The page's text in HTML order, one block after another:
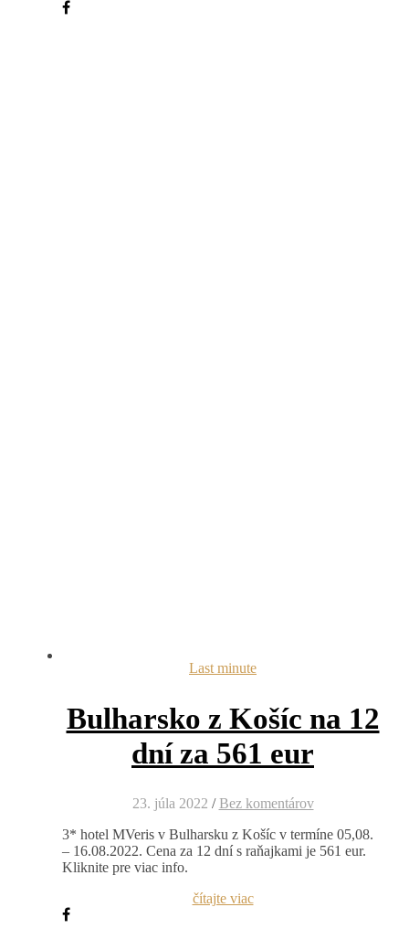
Last minute
Bulharsko z Košíc na 12
dní za 561 eur
23. júla 2022 / Bez komentárov
3* hotel MVeris v Bulharsku z Košíc v termíne 05,08.
– 16.08.2022. Cena za 12 dní s raňajkami je 561 eur.
Kliknite pre viac info.
čítajte viac